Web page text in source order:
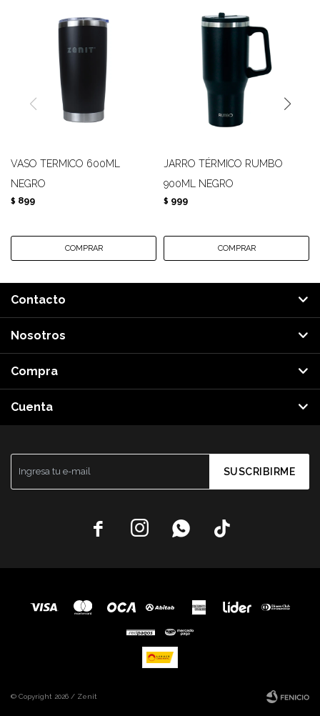
VASO TERMICO 600ML
NEGRO
$ 899
JARRO TÉRMICO RUMBO
900ML NEGRO
$ 999
SUSCRIBIRME
   
Contacto
Nosotros
Compra
Cuenta
© Copyright 2026 / Zenit